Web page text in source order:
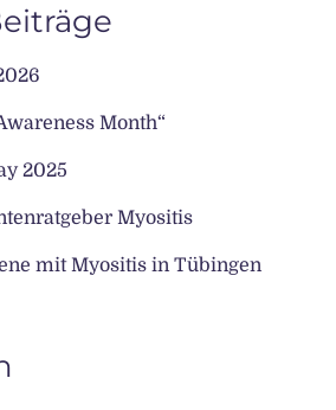
Month“
2025
Myositis
mit Myositis in Tübingen